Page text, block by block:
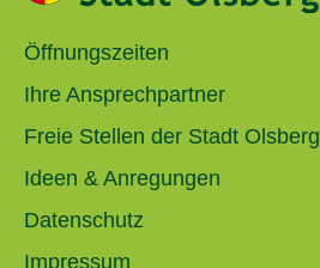
Öffnungszeiten
Ihre Ansprechpartner
Freie Stellen der Stadt Olsberg
Ideen & Anregungen
Datenschutz
Impressum